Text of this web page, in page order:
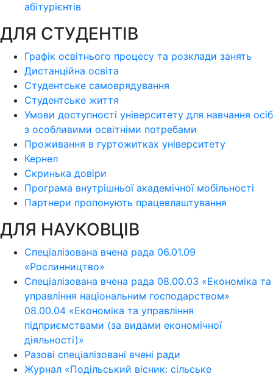
абітурієнтів
ДЛЯ СТУДЕНТІВ
Графік освітнього процесу та розклади занять
Дистанційна освіта
Студентське самоврядування
Студентське життя
Умови доступності університету для навчання осіб
з особливими освітніми потребами
Проживання в гуртожитках університету
Кернел
Скринька довіри
Програма внутрішньої академічної мобільності
Партнери пропонують працевлаштування
ДЛЯ НАУКОВЦІВ
Спеціалізована вчена рада 06.01.09
«Рослинництво»
Спеціалізована вчена рада 08.00.03 «Економіка та
управління національним господарством»
08.00.04 «Економіка та управління
підприємствами (за видами економічної
діяльності)»
Разові спеціалізовані вчені ради
Журнал «Подільський вісник: сільське